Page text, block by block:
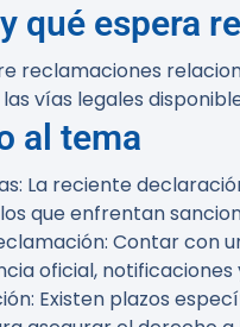
qué espera
reclamaciones
vías legales
al tema
: La reciente
que enfrentan
: Contar con
oficial,
: Existen plazos